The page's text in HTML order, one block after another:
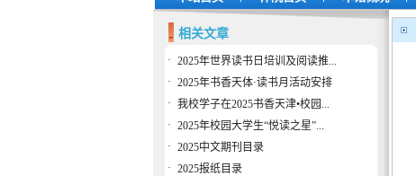
相关文章
· 2025年世界读书日培训及阅读推...
· 2025年书香天体·读书月活动安排
· 我校学子在2025书香天津•校园...
· 2025年校园大学生“悦读之星”...
· 2025中文期刊目录
· 2025报纸目录